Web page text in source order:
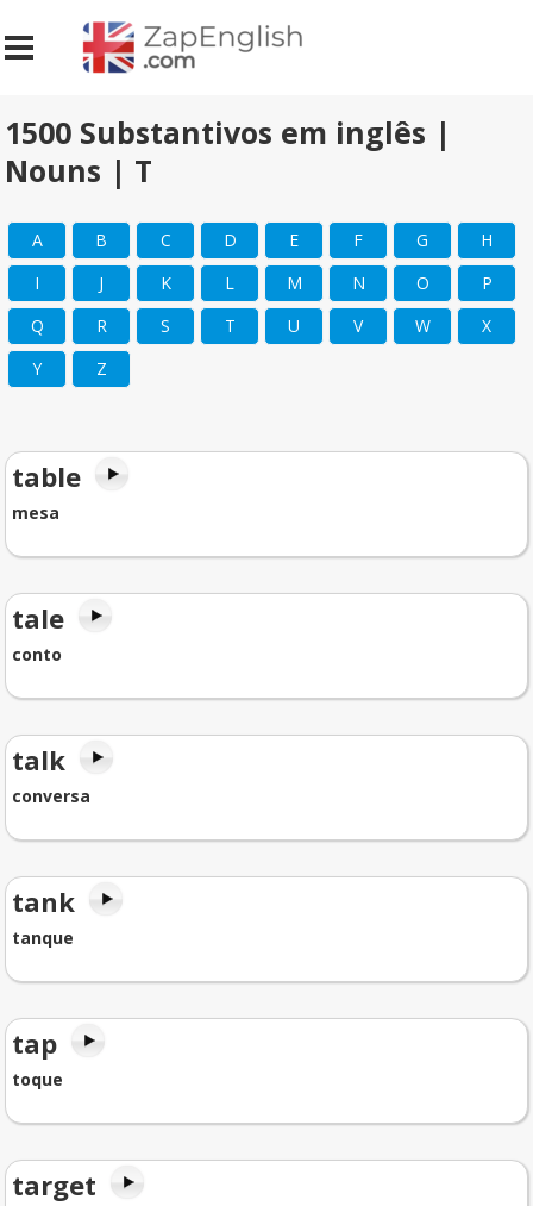
1500 Substantivos em inglês |
Nouns | T
A B C D E F G
H
I
J K L M N O
P
Q
R S T U V W
X
Y
Z
table
mesa
tale
conto
talk
conversa
tank
tanque
tap
toque
target